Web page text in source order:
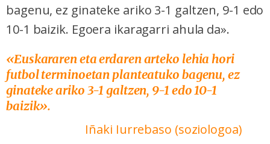
bagenu, ez ginateke ariko 3-1 galtzen, 9-1 edo
10-1 baizik. Egoera ikaragarri ahula da».
«Euskararen eta erdaren arteko lehia hori
futbol terminoetan planteatuko bagenu, ez
ginateke ariko 3-1 galtzen, 9-1 edo 10-1
baizik».
Iñaki Iurrebaso (soziologoa)